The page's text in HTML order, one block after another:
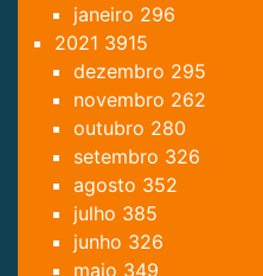
janeiro 296
2021 3915
dezembro 295
novembro 262
outubro 280
setembro 326
agosto 352
julho 385
junho 326
maio 349